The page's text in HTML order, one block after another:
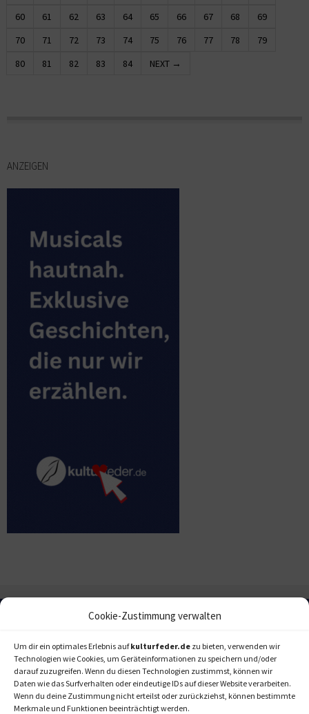
Cookie-Zustimmung verwalten
Um dir ein optimales Erlebnis aufkulturfeder.de zu bieten, verwenden wir
Technologien wie Cookies, um Geräteinformationen zu speichern und/oder
darauf zuzugreifen. Wenn du diesen Technologien zustimmst, können wir
Daten wie das Surfverhalten oder eindeutige IDs auf dieser Website verarbeiten.
Wenn du deine Zustimmung nicht erteilst oder zurückziehst, können bestimmte
Merkmale und Funktionen beeinträchtigt werden.
60
61 62 63 64 65 66 67 68
69
70
71 72 73 74 75 76 77 78
79
80
81 82 83 84 NEXT →
ANZEIGEN